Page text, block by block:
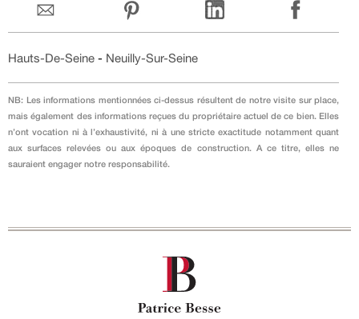
Hauts-De-Seine - Neuilly-Sur-Seine
NB: Les informations mentionnées ci-dessus résultent de notre visite sur place,
mais également des informations reçues du propriétaire actuel de ce bien. Elles
n’ont vocation ni à l’exhaustivité, ni à une stricte exactitude notamment quant
aux surfaces relevées ou aux époques de construction. A ce titre, elles ne
sauraient engager notre responsabilité.